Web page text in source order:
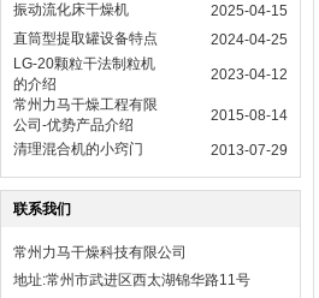
振动流化床干燥机
2025-04-15
直筒型提取罐设备特点
2024-04-25
LG-20颗粒干法制粒机
的介绍
2023-04-12
常州力马干燥工程有限
公司-优势产品介绍
2015-08-14
清理混合机的小窍门
2013-07-29
联系我们
常州力马干燥科技有限公司
地址:常州市武进区西太湖锦华路11号